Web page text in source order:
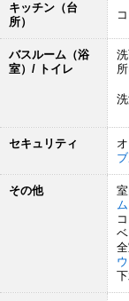
キッチン（台
所）
バスルーム（浴
室）/ トイレ
セキュリティ
その他
ム